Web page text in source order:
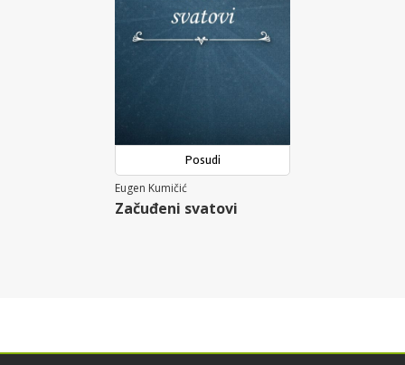
Posudi
Eugen Kumičić
Začuđeni svatovi